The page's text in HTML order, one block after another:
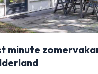
minute